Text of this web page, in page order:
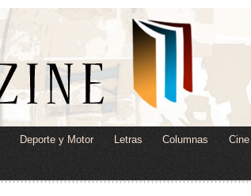
Deporte y Motor Letras Columnas Cine